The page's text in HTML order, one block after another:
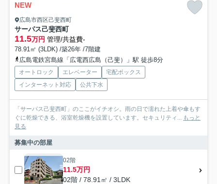
NEW
広島市西区己斐西町
サーパス己斐西町
11.5万円 管理/共益費-
78.91㎡ (3LDK) /築26年 /7階建
広島電鉄宮島線「広電西広島（己斐）」駅 徒歩8分
オートロック エレベーター
宅配ボックス
インターネット対応
公共下水
「サーパス己斐西町」のここがイチオシ。雨の日で濡れた上着や傘もす
ぐに乾燥できる、浴室乾燥機を設置しています。セキュリティ...
もっと
見る
募集中の部屋
02階
11.5万円
02階 / 78.91㎡ / 3LDK